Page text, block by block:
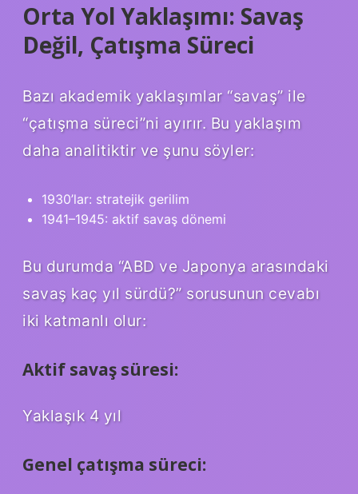
Orta Yol Yaklaşımı: Savaş
Değil, Çatışma Süreci
Bazı akademik yaklaşımlar “savaş” ile
“çatışma süreci”ni ayırır. Bu yaklaşım
daha analitiktir ve şunu söyler:
1930’lar: stratejik gerilim
1941–1945: aktif savaş dönemi
Bu durumda “ABD ve Japonya arasındaki
savaş kaç yıl sürdü?” sorusunun cevabı
iki katmanlı olur:
Aktif savaş süresi:
Yaklaşık 4 yıl
Genel çatışma süreci: